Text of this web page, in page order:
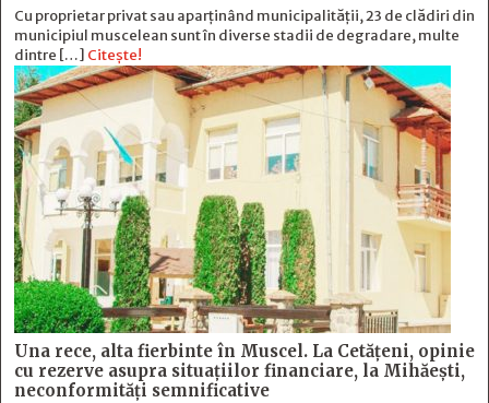
Cu proprietar privat sau aparținând municipalității, 23 de clădiri din
municipiul muscelean sunt în diverse stadii de degradare, multe
dintre […] Citește!
Una rece, alta fierbinte în Muscel. La Cetăţeni, opinie
cu rezerve asupra situaţiilor financiare, la Mihăeşti,
neconformităţi semnificative